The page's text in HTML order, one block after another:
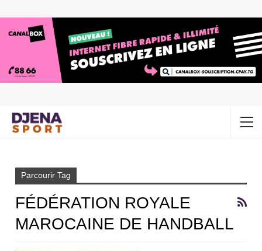
Parcourir Tag
FÉDÉRATION ROYALE
MAROCAINE DE HANDBALL